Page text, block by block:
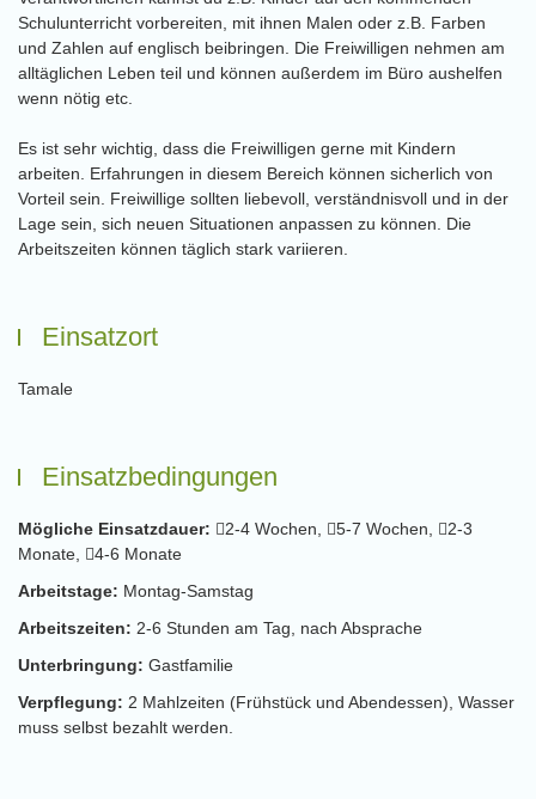
Schulunterricht vorbereiten, mit ihnen Malen oder z.B. Farben
und Zahlen auf englisch beibringen. Die Freiwilligen nehmen am
alltäglichen Leben teil und können außerdem im Büro aushelfen
wenn nötig etc.
Es ist sehr wichtig, dass die Freiwilligen gerne mit Kindern
arbeiten. Erfahrungen in diesem Bereich können sicherlich von
Vorteil sein. Freiwillige sollten liebevoll, verständnisvoll und in der
Lage sein, sich neuen Situationen anpassen zu können. Die
Arbeitszeiten können täglich stark variieren.
Einsatzort
Tamale
Einsatzbedingungen
Mögliche Einsatzdauer: 2-4 Wochen, 5-7 Wochen,
2-3
Monate,
4-6 Monate
Arbeitstage: Montag-Samstag
Arbeitszeiten: 2-6 Stunden am Tag, nach Absprache
Unterbringung: Gastfamilie
Verpflegung: 2 Mahlzeiten (Frühstück und Abendessen), Wasser
muss selbst bezahlt werden.